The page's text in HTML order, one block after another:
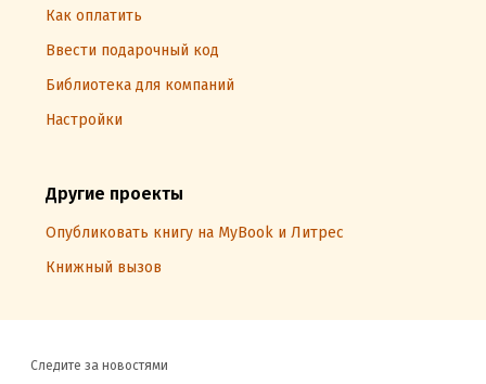
Как оплатить
Ввести подарочный код
Библиотека для компаний
Настройки
Другие проекты
Опубликовать книгу на MyBook и Литрес
Книжный вызов
Следите за новостями